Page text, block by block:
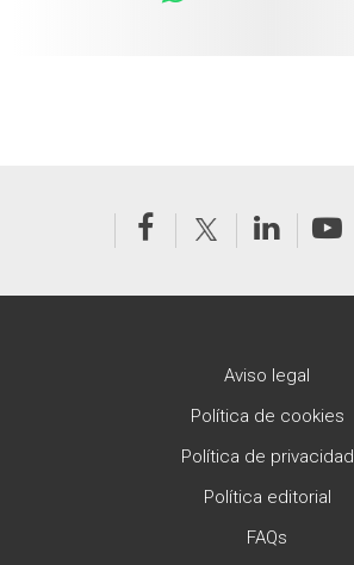
Aviso legal
Política de cookies
Política de privacidad
Política editorial
FAQs